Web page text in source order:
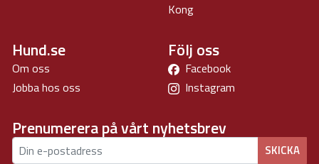
Kong
Hund.se
Om oss
Jobba hos oss
Följ oss
Facebook
Instagram
Prenumerera på vårt nyhetsbrev
SKICKA